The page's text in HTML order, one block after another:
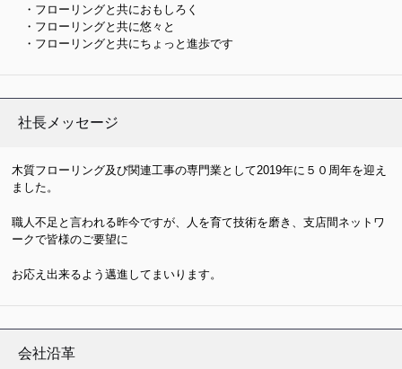
・フローリングと共におもしろく
・フローリングと共に悠々と
・フローリングと共にちょっと進歩です
社長メッセージ
木質フローリング及び関連工事の専門業として2019年に５０周年を迎え
ました。
職人不足と言われる昨今ですが、人を育て技術を磨き、支店間ネットワ
ークで皆様のご要望に
お応え出来るよう邁進してまいります。
会社沿革